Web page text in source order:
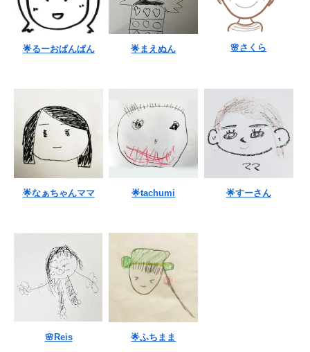
🌟るーおぱんぱん 🌟まえぬん 🌸さくら
🌟なぁちゃんママ 🌟tachumi 🌟すーさん
🌸Reis 🌟ふちまま